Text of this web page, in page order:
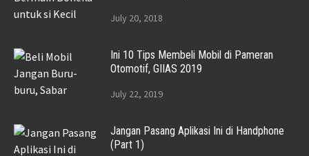
July 20, 2018
Ini 10 Tips Membeli Mobil di Pameran
Otomotif, GIIAS 2019
July 22, 2019
Jangan Pasang Aplikasi Ini di Handphone
(Part 1)